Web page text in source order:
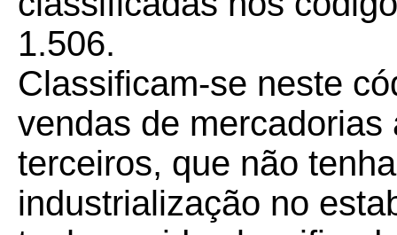
1.506.
Classificam-se neste
vendas de
terceiros, que não
industrialização no